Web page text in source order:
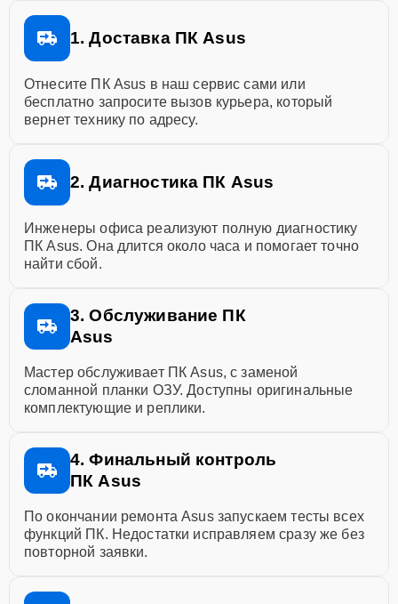
1. Доставка ПК Asus
Отнесите ПК Asus в наш сервис сами или
бесплатно запросите вызов курьера, который
вернет технику по адресу.
2. Диагностика ПК Asus
Инженеры офиса реализуют полную диагностику
ПК Asus. Она длится около часа и помогает точно
найти сбой.
3. Обслуживание ПК
Asus
Мастер обслуживает ПК Asus, с заменой
сломанной планки ОЗУ. Доступны оригинальные
комплектующие и реплики.
4. Финальный контроль
ПК Asus
По окончании ремонта Asus запускаем тесты всех
функций ПК. Недостатки исправляем сразу же без
повторной заявки.